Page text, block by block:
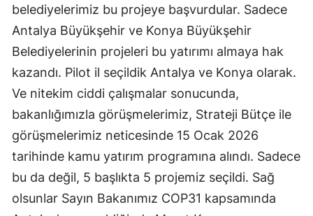
belediyelerimiz bu projeye başvurdular. Sadece
Antalya Büyükşehir ve Konya Büyükşehir
Belediyelerinin projeleri bu yatırımı almaya hak
kazandı. Pilot il seçildik Antalya ve Konya olarak.
Ve nitekim ciddi çalışmalar sonucunda,
bakanlığımızla görüşmelerimiz, Strateji Bütçe ile
görüşmelerimiz neticesinde 15 Ocak 2026
tarihinde kamu yatırım programına alındı. Sadece
bu da değil, 5 başlıkta 5 projemiz seçildi. Sağ
olsunlar Sayın Bakanımız COP31 kapsamında